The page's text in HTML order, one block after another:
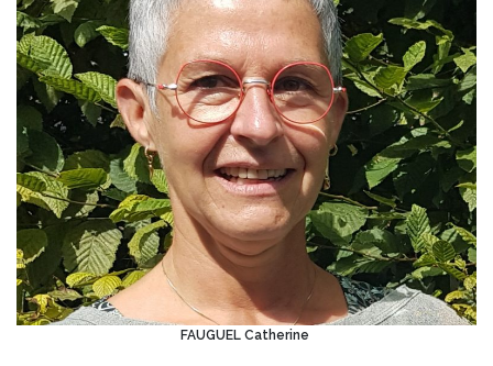
FAUGUEL Catherine